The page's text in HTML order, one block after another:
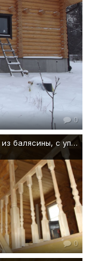
0
Подпорка из балясины, с упором в балку перекрытия
0